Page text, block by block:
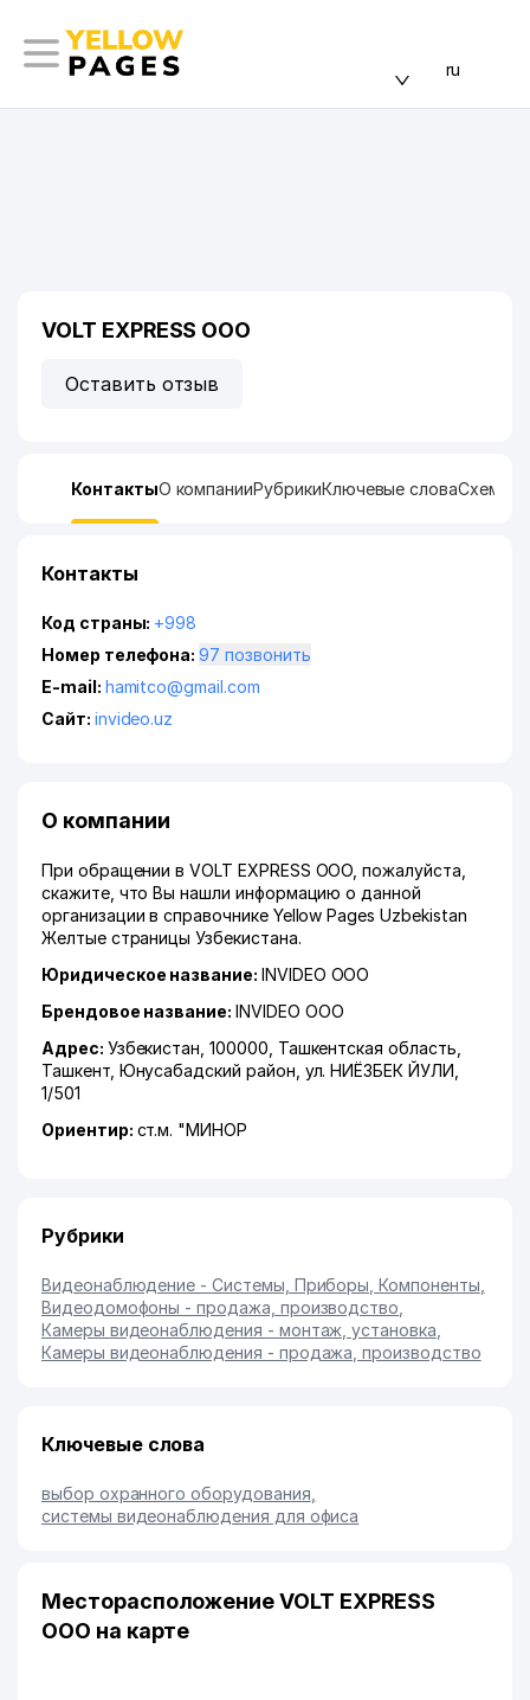
ru
VOLT EXPRESS ООО
Оставить отзыв
КонтактыО компанииРубрикиКлючевые словаСхема
Контакты
Код страны: +998
Номер телефона:
97 позвонить
E-mail: hamitco@gmail.com
Сайт: invideo.uz
О компании
При обращении в VOLT EXPRESS ООО, пожалуйста,
скажите, что Вы нашли информацию о данной
организации в справочнике Yellow Pages Uzbekistan
Желтые страницы Узбекистана.
Юридическое название: INVIDEO ООО
Брендовое название: INVIDEO ООО
Адрес: Узбекистан, 100000, Ташкентская область
Ташкент, Юнусабадский район ул. НИЁЗБЕК ЙУЛИ
1/501
Ориентир: ст.м. "МИНОР
Рубрики
Видеонаблюдение - Системы, Приборы, Компоненты
Видеодомофоны - продажа, производство
Камеры видеонаблюдения - монтаж, установка
Камеры видеонаблюдения - продажа, производство
Ключевые слова
выбор охранного оборудования
системы видеонаблюдения для офиса
Месторасположение VOLT EXPRESS
ООО на карте